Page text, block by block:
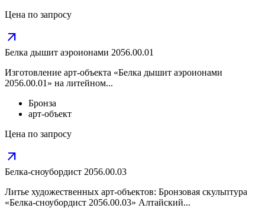
Цена по запросу
arrow_outward
Белка дышит аэроионами 2056.00.01
Изготовление арт-объекта «Белка дышит аэроионами
2056.00.01» на литейном...
Бронза
арт-объект
Цена по запросу
arrow_outward
Белка-сноубордист 2056.00.03
Литье художественных арт-объектов: Бронзовая скульптура
«Белка-сноубордист 2056.00.03» Алтайский...